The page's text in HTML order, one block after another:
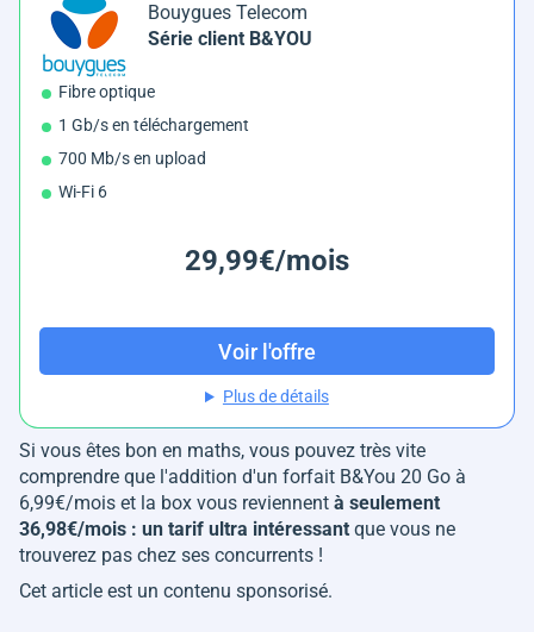
Bouygues Telecom
Série client B&YOU
Fibre optique
1 Gb/s en téléchargement
700 Mb/s en upload
Wi-Fi 6
29,99€/mois
Voir l'offre
Plus de détails
Si vous êtes bon en maths, vous pouvez très vite
comprendre que l'addition d'un forfait B&You 20 Go à
6,99€/mois et la box vous reviennent à seulement
36,98€/mois : un tarif ultra intéressant que vous ne
trouverez pas chez ses concurrents !
Cet article est un contenu sponsorisé.